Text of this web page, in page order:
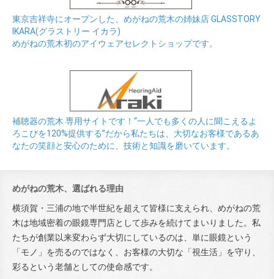
東京吉祥寺にオープンした、めがねの荒木の姉妹店 GLASSTORY
IKARA(グラストリー イカラ)
めがねの荒木初のアイウェアセレクトショップです。
補聴器の荒木 専用サイトです！“一人でも多くの人に聞こえるよ
ろこびを120%提供する”だから私たちは、大切なお客様であるあ
なたの笑顔と安心のために、技術と知識を磨いています。
めがねの荒木、選ばれる理由
横須賀・三浦の地で半世紀を超えて皆様に支えられ、めがねの荒
木は地域密着の眼鏡専門店として歩みを続けてまいりました。私
たちが創業以来変わらず大切にしているのは、単に眼鏡という
「モノ」を売るのではなく、お客様の大切な「視生活」を守り、
彩るという老舗としての使命感です。